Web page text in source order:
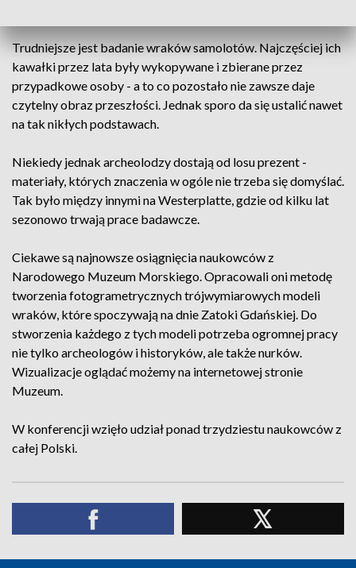
Trudniejsze jest badanie wraków samolotów. Najczęściej ich
kawałki przez lata były wykopywane i zbierane przez
przypadkowe osoby - a to co pozostało nie zawsze daje
czytelny obraz przeszłości. Jednak sporo da się ustalić nawet
na tak nikłych podstawach.
Niekiedy jednak archeolodzy dostają od losu prezent -
materiały, których znaczenia w ogóle nie trzeba się domyślać.
Tak było między innymi na Westerplatte, gdzie od kilku lat
sezonowo trwają prace badawcze.
Ciekawe są najnowsze osiągnięcia naukowców z
Narodowego Muzeum Morskiego. Opracowali oni metodę
tworzenia fotogrametrycznych trójwymiarowych modeli
wraków, które spoczywają na dnie Zatoki Gdańskiej. Do
stworzenia każdego z tych modeli potrzeba ogromnej pracy
nie tylko archeologów i historyków, ale także nurków.
Wizualizacje oglądać możemy na internetowej stronie
Muzeum.
W konferencji wzięło udział ponad trzydziestu naukowców z
całej Polski.